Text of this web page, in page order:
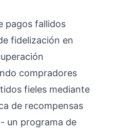
pagos fallidos
fidelización en
compradores
fieles mediante
de recompensas
un programa de